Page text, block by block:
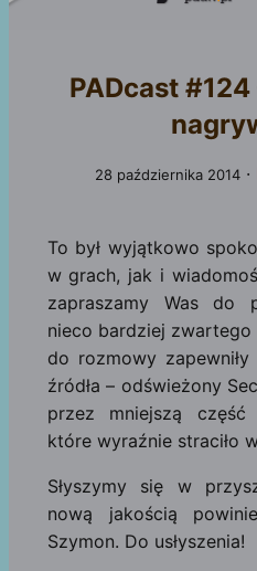
PADcast
28 października 2014 ·
To był wyjątkowo
w grach, jak i
zapraszamy Was do
nieco bardziej
do rozmowy
źródła – odświeżony
przez mniejszą
które wyraźnie straciło
Słyszymy się w
nową jakością
Szymon. Do usłyszenia!